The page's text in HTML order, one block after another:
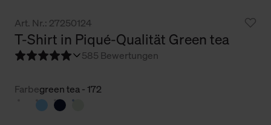
Art. Nr.: 27250124
T-Shirt in Piqué-Qualität Green tea
585 Bewertungen
Farbegreen tea - 172